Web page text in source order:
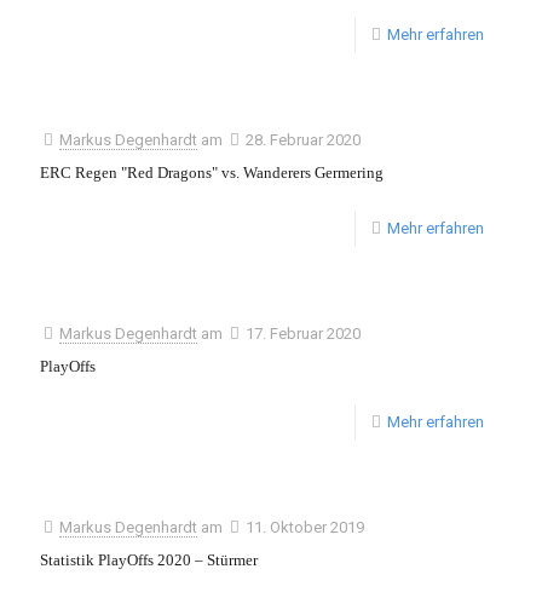
Mehr erfahren
Markus Degenhardt am
28. Februar 2020
ERC Regen "Red Dragons" vs. Wanderers Germering
Mehr erfahren
Markus Degenhardt am
17. Februar 2020
PlayOffs
Mehr erfahren
Markus Degenhardt am
11. Oktober 2019
Statistik PlayOffs 2020 – Stürmer